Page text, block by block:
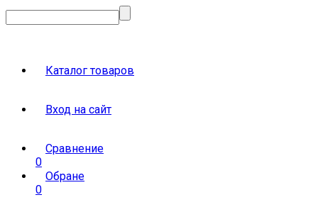
Каталог товаров
Вход на сайт
Сравнение
0
Обране
0